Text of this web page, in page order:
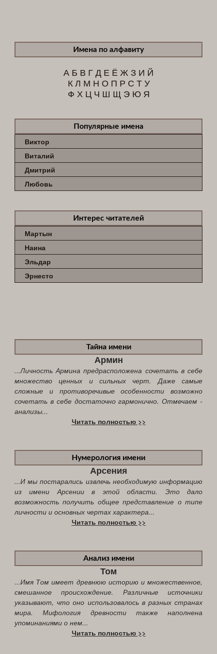
Имена по алфавиту
А Б В ГД Е Ё Ж З И Й
К Л М Н О П Р С Т У
Ф Х Ц Ч Ш Щ Э Ю Я
Популярные имена
Виктор
Виталий
Дмитрий
Любовь
Интерес читателей
Мартын
Наина
Эльдар
Эрнесто
Тайна имени
Армин
...Личность Армина предрасположена сочетать в себе
множество ценных и сильных черт. Даже самые
сложные и противоречивые особенности возможно
сочетать в себе достаточно гармонично. Отмечаем -
анализы...
Читать полностью >>
Нумерология имени
Арсения
...И мы постарались извлечь необходимую информацию
из имени Арсении в этой области. Это дало
возможность получить общее представление о типе
личности и основных чертах характера...
Читать полностью >>
Анализ имени
Том
...Имя Том имеет древнюю историю и множественное,
смешанное происхождение. Различные источники
указывают, что оно использовалось в разных странах
мира. Мифология древности также наполнена
упоминаниями о нем...
Читать полностью >>